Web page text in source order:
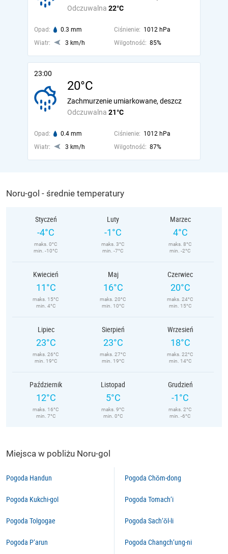
Odczuwalna 22°C
Opad: 0.3 mm Ciśnienie: 1012 hPa
Wiatr:
3 km/h Wilgotność: 85%
23:00
20°C
Odczuwalna 21°C
Zachmurzenie umiarkowane, deszcz
Opad: 0.4 mm Ciśnienie: 1012 hPa
Wiatr:
3 km/h Wilgotność: 87%
Noru-gol - średnie temperatury
Styczeń
-4°C
maks. 0°C
min. -10°C
Luty
-1°C
maks. 3°C
min. -7°C
Marzec
4°C
maks. 8°C
min. -2°C
Kwiecień
11°C
maks. 15°C
min. 4°C
Maj
16°C
maks. 20°C
min. 10°C
Czerwiec
20°C
maks. 24°C
min. 15°C
Lipiec
23°C
maks. 26°C
min. 19°C
Sierpień
23°C
maks. 27°C
min. 19°C
Wrzesień
18°C
maks. 22°C
min. 14°C
Październik
12°C
maks. 16°C
min. 7°C
Listopad
5°C
maks. 9°C
min. 0°C
Grudzień
-1°C
maks. 2°C
min. -6°C
Miejsca w pobliżu Noru-gol
Pogoda Handun
Pogoda Kukchi-gol
Pogoda Tolgogae
Pogoda P’arun
Pogoda Chŏm-dong
Pogoda Tomach’i
Pogoda Sach’ŏl-li
Pogoda Changch’ung-ni